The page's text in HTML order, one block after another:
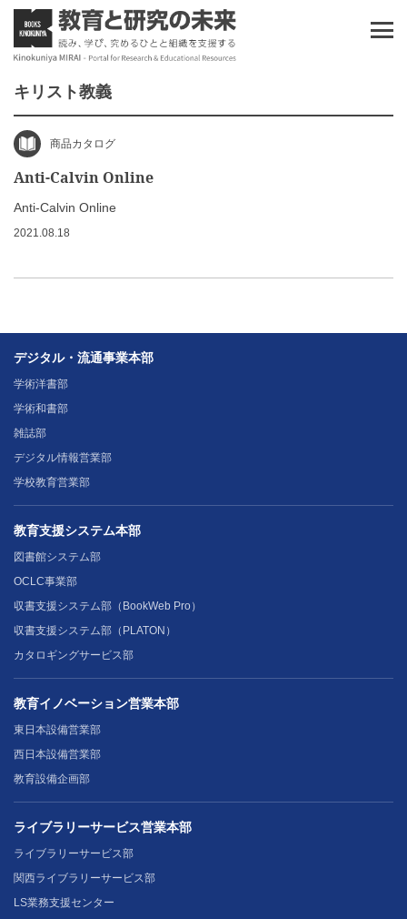
キリスト教義
商品カタログ
Anti-Calvin Online
Anti-Calvin Online
2021.08.18
デジタル・流通事業本部
学術洋書部
学術和書部
雑誌部
デジタル情報営業部
学校教育営業部
教育支援システム本部
図書館システム部
OCLC事業部
収書支援システム部（BookWeb Pro）
収書支援システム部（PLATON）
カタロギングサービス部
教育イノベーション営業本部
東日本設備営業部
西日本設備営業部
教育設備企画部
ライブラリーサービス営業本部
ライブラリーサービス部
関西ライブラリーサービス部
LS業務支援センター